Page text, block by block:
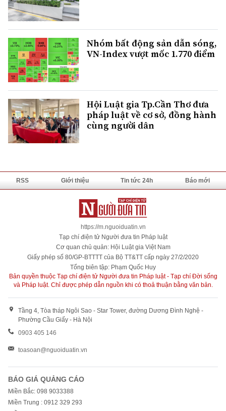
Nhóm bất động sản dẫn sóng,
VN-Index vượt mốc 1.770 điểm
Hội Luật gia Tp.Cần Thơ đưa
pháp luật về cơ sở, đồng hành
cùng người dân
RSS Giới thiệu Tin tức 24h Báo mới
https://m.nguoiduatin.vn
Tạp chí điện tử Người đưa tin Pháp luật
Cơ quan chủ quản: Hội Luật gia Việt Nam
Giấy phép số 80/GP-BTTTT của Bộ TT&TT cấp ngày 27/2/2020
Tổng biên tập: Phạm Quốc Huy
Bản quyền thuộc Tạp chí điện tử Người đưa tin Pháp luật - Tạp chí Đời sống
và Pháp luật. Chỉ được phép dẫn nguồn khi có thoả thuận bằng văn bản.
Tầng 4, Tòa tháp Ngôi Sao - Star Tower, đường Dương Đình Nghệ -
Phường Cầu Giấy - Hà Nội
0903 405 146
toasoan@nguoiduatin.vn
BÁO GIÁ QUẢNG CÁO
Miền Bắc: 098 9033388
Miền Trung : 0912 329 293